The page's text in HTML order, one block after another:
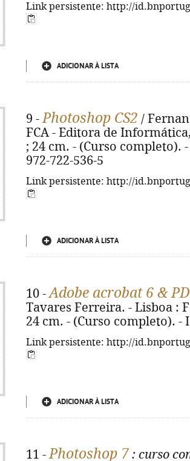
Link persistente: http://
ADICIONAR À LISTA
9 -Photoshop CS2 /
FCA - Editora de
; 24 cm. - (Curso completo). -
972-722-536-5
Link persistente: http://
ADICIONAR À LISTA
10 -Adobe acrobat 6 &
Tavares Ferreira. - Lisboa :
24 cm. - (Curso completo). -
Link persistente: http://
ADICIONAR À LISTA
11 -Photoshop 7 : curso